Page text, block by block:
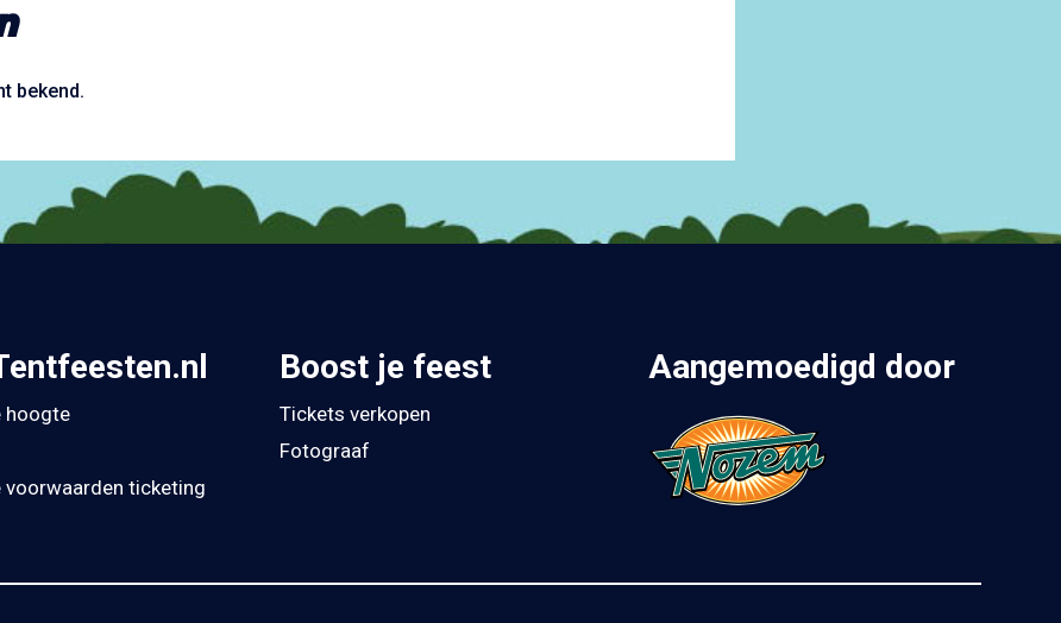
bekend.
hoogte
voorwaarden ticketing
Boost je feest
Tickets verkopen
Fotograaf
Aangemoedigd door